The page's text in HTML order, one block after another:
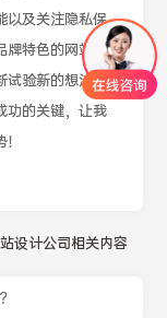
以及关注隐私保
牌特色的网站，
试验新的想法和
功的关键，让我
设计公司相关内容